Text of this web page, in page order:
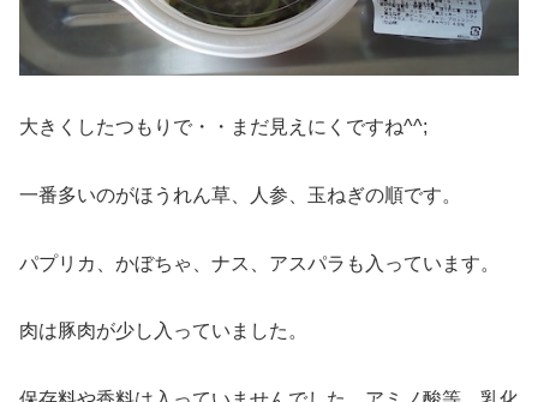
大きくしたつもりで・・まだ見えにくですね^^;
一番多いのがほうれん草、人参、玉ねぎの順です。
パプリカ、かぼちゃ、ナス、アスパラも入っています。
肉は豚肉が少し入っていました。